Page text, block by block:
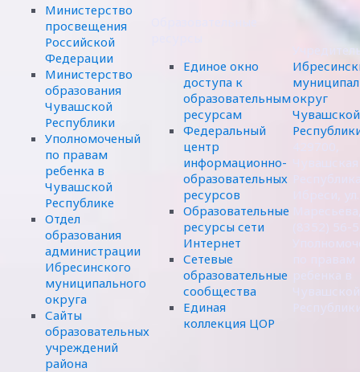
Министерство
просвещения
Российской
Федерации
Министерство
образования
Чувашской
Республики
Уполномоченый
по правам
ребенка в
Чувашской
Республике
Отдел
образования
администрации
Ибресинского
муниципального
округа
Сайты
образовательных
учреждений
района
Единое окно
доступа к
образовательным
ресурсам
Федеральный
центр
информационно-
образовательных
ресурсов
Образовательные
ресурсы сети
Интернет
Сетевые
образовательные
сообщества
Единая
коллекция ЦОР
округ
Чувашской